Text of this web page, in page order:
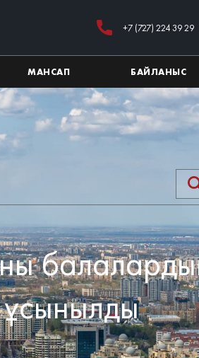
+7 (727) 224 39 29
МАНСАП БАЙЛАНЫС